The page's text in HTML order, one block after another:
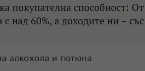
покупателна способност:
с над 60%, а доходите ни –
алкохола и тютюна